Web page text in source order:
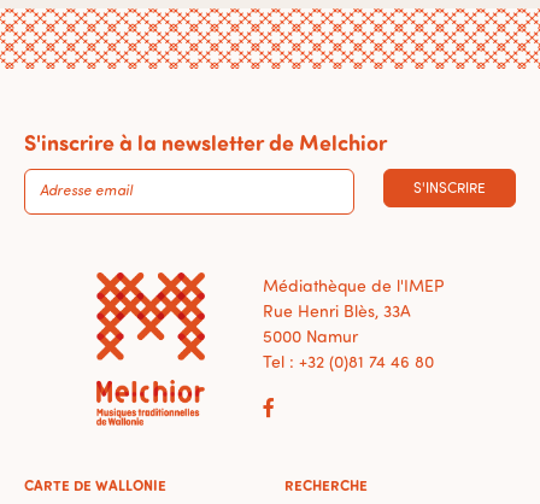
S'inscrire à la newsletter de Melchior
S'INSCRIRE
Médiathèque de l'IMEP
Rue Henri Blès, 33A
5000 Namur
Tel : +32 (0)81 74 46 80
CARTE DE WALLONIE
RECHERCHE